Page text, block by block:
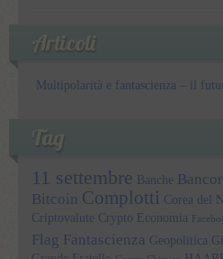
Articoli
Multipolarità e fantascienza – il
Tag
11 settembre Banche Bancor
Bitcoin Complotti Corea del
Criptovalute Crypto Economia
Flag Fantascienza Geopolitica